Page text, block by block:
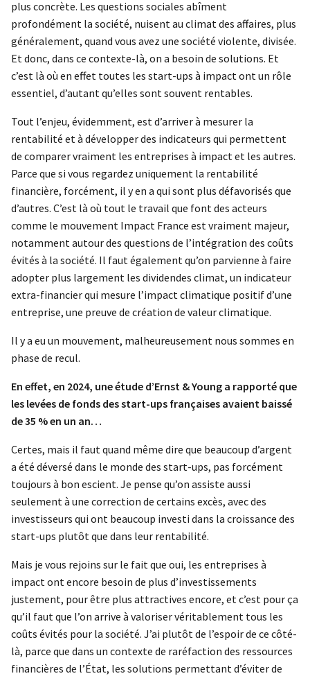
plus concrète. Les questions sociales abîment
profondément la société, nuisent au climat des affaires, plus
généralement, quand vous avez une société violente, divisée.
Et donc, dans ce contexte-là, on a besoin de solutions. Et
c’est là où en effet toutes les start-ups à impact ont un rôle
essentiel, d’autant qu’elles sont souvent rentables.
Tout l’enjeu, évidemment, est d’arriver à mesurer la
rentabilité et à développer des indicateurs qui permettent
de comparer vraiment les entreprises à impact et les autres.
Parce que si vous regardez uniquement la rentabilité
financière, forcément, il y en a qui sont plus défavorisés que
d’autres. C’est là où tout le travail que font des acteurs
comme le mouvement Impact France est vraiment majeur,
notamment autour des questions de l’intégration des coûts
évités à la société. Il faut également qu’on parvienne à faire
adopter plus largement les dividendes climat, un indicateur
extra-financier qui mesure l’impact climatique positif d’une
entreprise, une preuve de création de valeur climatique.
Il y a eu un mouvement, malheureusement nous sommes en
phase de recul.
En effet, en 2024, une étude d’Ernst & Young a rapporté que
les levées de fonds des start-ups françaises avaient baissé
de 35 % en un an…
Certes, mais il faut quand même dire que beaucoup d’argent
a été déversé dans le monde des start-ups, pas forcément
toujours à bon escient. Je pense qu’on assiste aussi
seulement à une correction de certains excès, avec des
investisseurs qui ont beaucoup investi dans la croissance des
start-ups plutôt que dans leur rentabilité.
Mais je vous rejoins sur le fait que oui, les entreprises à
impact ont encore besoin de plus d’investissements
justement, pour être plus attractives encore, et c’est pour ça
qu’il faut que l’on arrive à valoriser véritablement tous les
coûts évités pour la société. J’ai plutôt de l’espoir de ce côté-
là, parce que dans un contexte de raréfaction des ressources
financières de l’État, les solutions permettant d’éviter de